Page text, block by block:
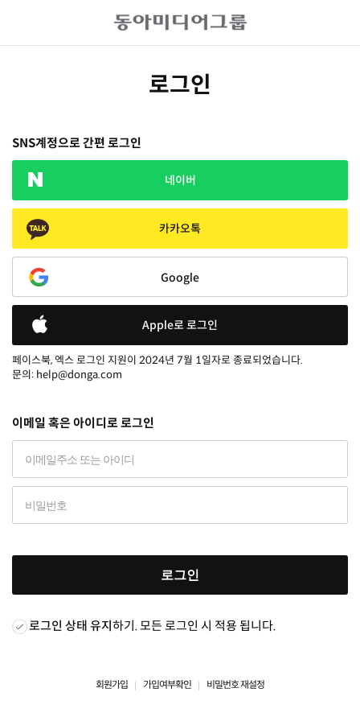
로그인
SNS계정으로 간편 로그인
네이버
카카오톡
Google
Apple로 로그인
페이스북, 엑스 로그인 지원이 2024년 7월 1일자로 종료되었습니다.
문의: help@donga.com
이메일 혹은 아이디로 로그인
로그인
로그인 상태 유지하기. 모든 로그인 시 적용 됩니다.
회원가입 가입여부확인 비밀번호 재설정